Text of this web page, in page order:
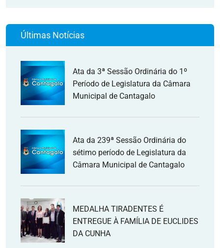
Últimas Notícias
Ata da 3ª Sessão Ordinária do 1º
Período de Legislatura da Câmara
Municipal de Cantagalo
Ata da 239ª Sessão Ordinária do
sétimo período de Legislatura da
Câmara Municipal de Cantagalo
MEDALHA TIRADENTES É
ENTREGUE À FAMÍLIA DE EUCLIDES
DA CUNHA